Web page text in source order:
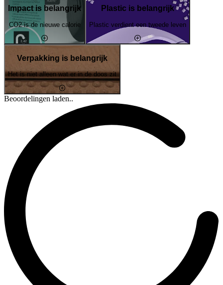
Impact is belangrijk
CO2 is de nieuwe calorie
Plastic is belangrijk
Plastic verdient een tweede leven
Verpakking is belangrijk
Het is niet alleen wat er in de doos zit
Beoordelingen laden..